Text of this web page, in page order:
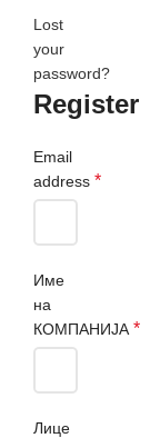
Lost
your
password?
Register
Email
address *
Име
на
КОМПАНИЈА *
Лице